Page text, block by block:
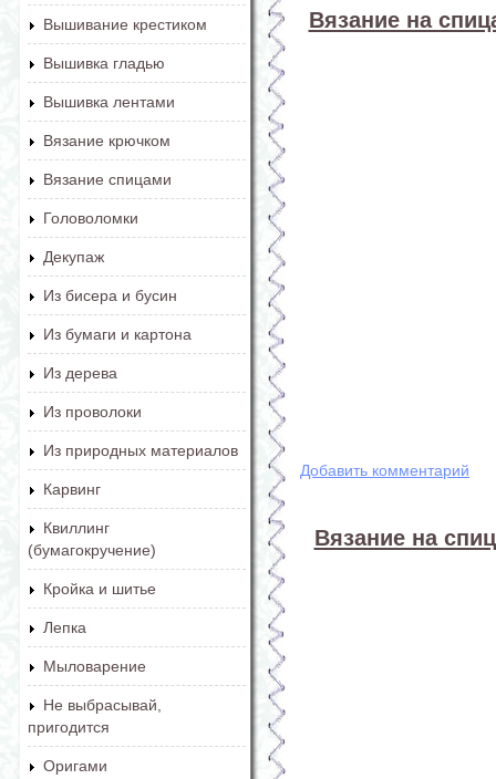
Вышивание крестиком
Вышивка гладью
Вышивка лентами
Вязание крючком
Вязание спицами
Головоломки
Декупаж
Из бисера и бусин
Из бумаги и картона
Из дерева
Из проволоки
Из природных материалов
Карвинг
Квиллинг
(бумагокручение)
Кройка и шитье
Лепка
Мыловарение
Не выбрасывай,
пригодится
Оригами
Вязание на
Добавить комментарий
Вязание на